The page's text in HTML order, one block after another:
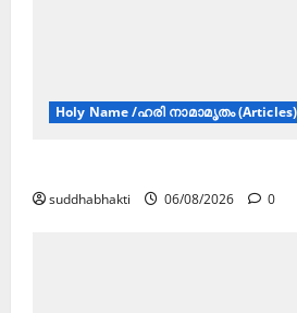
Holy Name /ഹരി നാമാമൃതം (Articles)
suddhabhakti 06/08/2026 0